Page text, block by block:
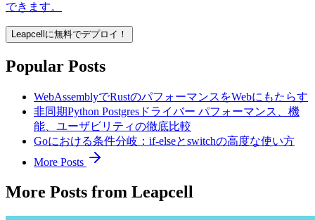
できます。
Leapcellに無料でデプロイ！
Popular Posts
WebAssemblyでRustのパフォーマンスをWebにもたらす
非同期Python Postgresドライバー パフォーマンス、機
能、ユーザビリティの徹底比較
Goにおける条件分岐：if-elseとswitchの高度な使い方
More Posts
More Posts from Leapcell